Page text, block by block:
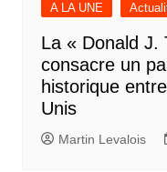
A LA UNE
La « Donald J.
consacre un
historique
Unis
Martin Levalois